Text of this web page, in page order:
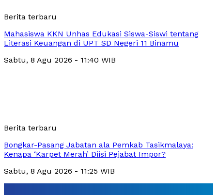
Berita terbaru
Mahasiswa KKN Unhas Edukasi Siswa-Siswi tentang
Literasi Keuangan di UPT SD Negeri 11 Binamu
Sabtu, 8 Agu 2026 - 11:40 WIB
Berita terbaru
Bongkar-Pasang Jabatan ala Pemkab Tasikmalaya:
Kenapa ‘Karpet Merah’ Diisi Pejabat Impor?
Sabtu, 8 Agu 2026 - 11:25 WIB